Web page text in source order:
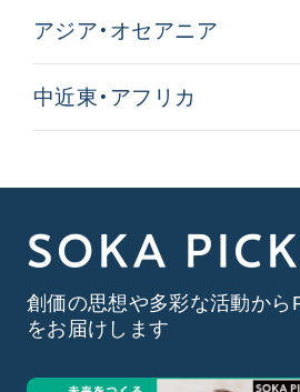
アジア・オセアニア
中近東・アフリカ
SOKA
創価の思想や多彩な活動から
をお届けします